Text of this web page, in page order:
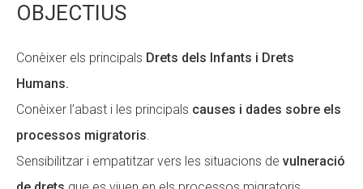
OBJECTIUS
Conèixer els principals Drets dels Infants i Drets
Humans.
Conèixer l’abast i les principals causes i dades sobre els
processos migratoris.
Sensibilitzar i empatitzar vers les situacions de vulneració
Treballa amb nosaltres
Treballa amb nosaltres